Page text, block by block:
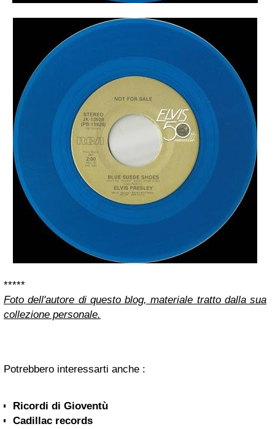
*****
Foto dell'autore di questo blog, materiale tratto dalla sua
collezione personale.
Potrebbero interessarti anche :
Ricordi di Gioventù
Cadillac records